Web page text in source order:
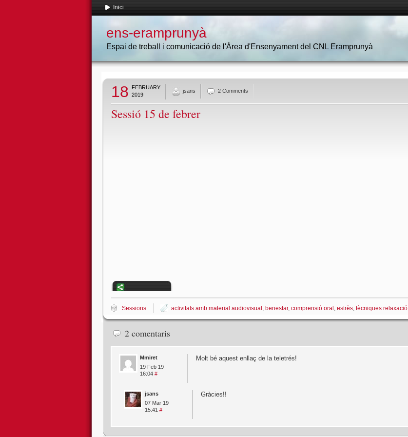
Inici
ens-eramprunyà
Espai de treball i comunicació de l'Àrea d'Ensenyament del CNL Eramprunyà
18
FEBRUARY
2019
jsans 2 Comments
Sessió 15 de febrer
Sessions activitats amb material audiovisual , benestar, comprensió oral , estrès, tècniques relaxació
2 comentaris
Mmiret
19 Feb 19
16:04 #
Molt bé aquest enllaç de la teletrés!
jsans
07 Mar 19
15:41 #
Gràcies!!